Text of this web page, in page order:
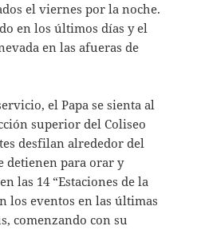
el viernes por la noche.
en los últimos días y el
en las afueras de
el Papa se sienta al
superior del Coliseo
desfilan alrededor del
detienen para orar y
las 14 “Estaciones de la
los eventos en las últimas
comenzando con su